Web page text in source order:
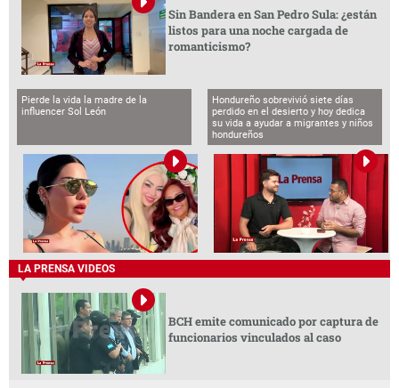
Sin Bandera en San Pedro Sula: ¿están
listos para una noche cargada de
romanticismo?
Pierde la vida la madre de la
influencer Sol León
Hondureño sobrevivió siete días
perdido en el desierto y hoy dedica
su vida a ayudar a migrantes y niños
hondureños
LA PRENSA VIDEOS
BCH emite comunicado por captura de
funcionarios vinculados al caso